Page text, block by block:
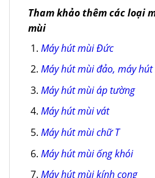
Tham khảo thêm các loại
mùi
Máy hút mùi Đức
Máy hút mùi đảo, máy
Máy hút mùi áp tường
Máy hút mùi vát
Máy hút mùi chữ T
Máy hút mùi ống khói
Máy hút mùi kính cong